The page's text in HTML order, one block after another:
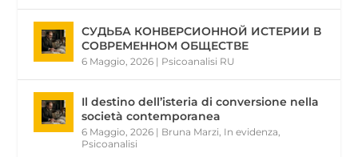
СУДЬБА КОНВЕРСИОННОЙ ИСТЕРИИ В
СОВРЕМЕННОМ ОБЩЕСТВЕ
6 Maggio, 2026 | Psicoanalisi RU
Il destino dell’isteria di conversione nella
società contemporanea
6 Maggio, 2026 | Bruna Marzi In evidenza
Psicoanalisi